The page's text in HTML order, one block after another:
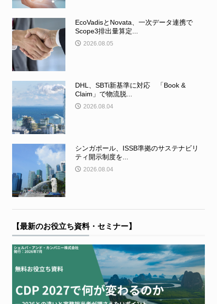
EcoVadisとNovata、一次データ連携で
Scope3排出量算定...
2026.08.05
DHL、SBTi新基準に対応 「Book &
Claim」で物流脱...
2026.08.04
シンガポール、ISSB準拠のサステナビリ
ティ開示制度を...
2026.08.04
【最新のお役立ち資料・セミナー】